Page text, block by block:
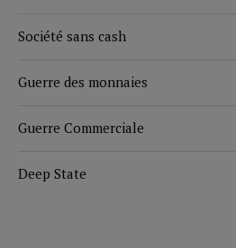
Société sans cash
Guerre des monnaies
Guerre Commerciale
Deep State